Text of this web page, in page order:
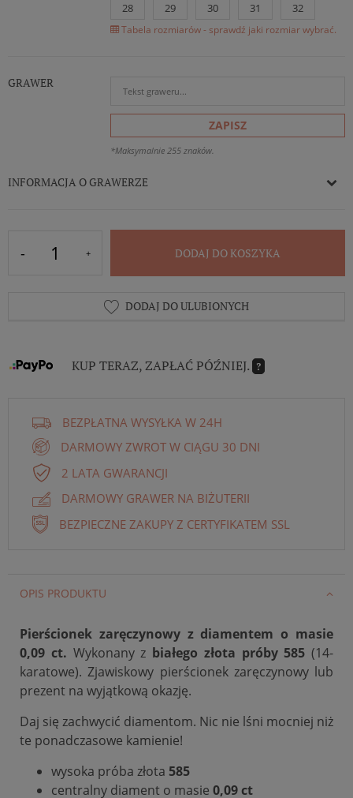
28 29 30 31 32
Tabela rozmiarów - sprawdź jaki rozmiar wybrać.
GRAWER
ZAPISZ
*Maksymalnie 255 znaków.
INFORMACJA O GRAWERZE
DODAJ DO KOSZYKA
DODAJ DO ULUBIONYCH
KUP TERAZ, ZAPŁAĆ PÓŹNIEJ. ?
BEZPŁATNA WYSYŁKA W 24H
DARMOWY ZWROT W CIĄGU 30 DNI
2 LATA GWARANCJI
DARMOWY GRAWER NA BIŻUTERII
BEZPIECZNE ZAKUPY Z CERTYFIKATEM SSL
OPIS PRODUKTU
Pierścionek zaręczynowy z diamentem o masie
0,09 ct. Wykonany z białego złota próby 585 (14-
karatowe). Zjawiskowy pierścionek zaręczynowy lub
prezent na wyjątkową okazję.
Daj się zachwycić diamentom. Nic nie lśni mocniej niż
te ponadczasowe kamienie!
wysoka próba złota 585
centralny diament o masie 0,09 ct